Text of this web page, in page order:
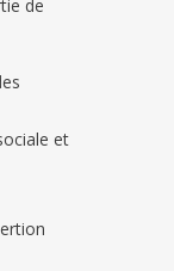
de
et